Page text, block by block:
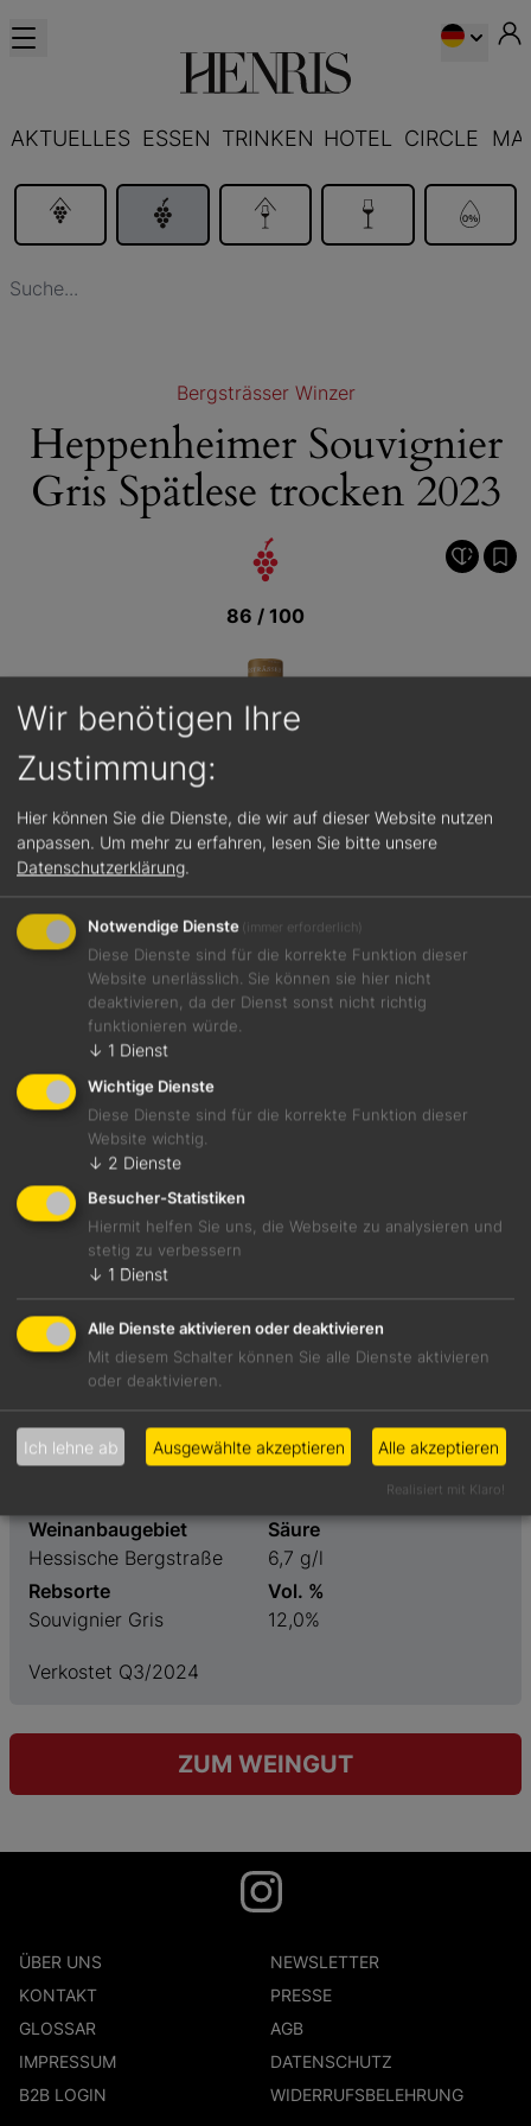
AKTUELLES ESSEN TRINKEN HOTEL CIRCLE
Bergsträsser Winzer
Heppenheimer Souvignier
Gris Spätlese trocken 2023
86 / 100
Grüne Paprika trifft Stachelbeere. Knackig und schlank
mit feinem Griff.
Zucchini Parmigiana
Weißwein
8,29 €
Geschmack
Restzucker
Weinanbaugebiet
Hessische Bergstraße
Säure
6,7 g/l
Rebsorte
Souvignier Gris
Vol. %
12,0%
Verkostet Q3/2024
ZUM WEINGUT
ÜBER UNS
NEWSLETTER
KONTAKT
PRESSE
GLOSSAR
AGB
IMPRESSUM
DATENSCHUTZ
B2B LOGIN
WIDERRUFSBELEHRUNG
Wir benötigen Ihre
Zustimmung:
Hier können Sie die Dienste, die wir auf dieser Website nutzen
anpassen. Um mehr zu erfahren, lesen Sie bitte unsere
Datenschutzerklärung
Notwendige Dienste (immer erforderlich)
Diese Dienste sind für die korrekte Funktion dieser
Website unerlässlich. Sie können sie hier nicht
deaktivieren, da der Dienst sonst nicht richtig
funktionieren würde.
↓ 1 Dienst
Wichtige Dienste
Diese Dienste sind für die korrekte Funktion dieser
Website wichtig.
↓ 2 Dienste
Besucher-Statistiken
Hiermit helfen Sie uns, die Webseite zu analysieren und
stetig zu verbessern
↓ 1 Dienst
Alle Dienste aktivieren oder deaktivieren
Mit diesem Schalter können Sie alle Dienste aktivieren
oder deaktivieren.
Ich lehne ab Ausgewählte akzeptieren Alle akzeptieren
Realisiert mit Klaro!